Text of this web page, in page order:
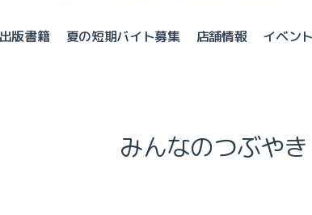
出版書籍 夏の短期バイト募集 店舗情報 イベン
みんなのつぶやき